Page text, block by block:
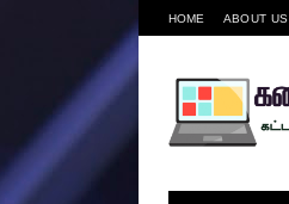
HOME ABOUT US